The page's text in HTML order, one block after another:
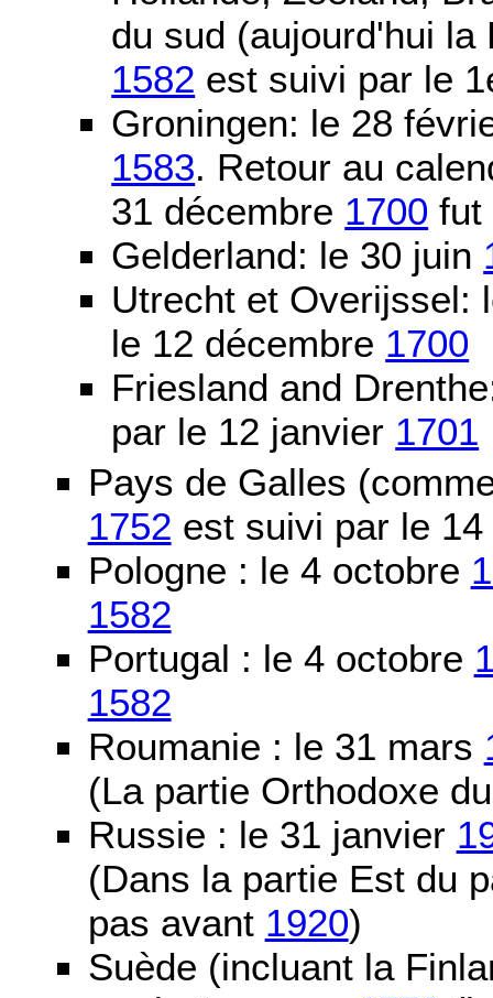
du sud (aujourd'hui la
1582 est suivi par le
Groningen: le 28
1583. Retour au
31 décembre 1700 fut
Gelderland: le 30 juin
Utrecht et Overijssel:
le 12 décembre 1700
Friesland and
par le 12 janvier 1701
Pays de Galles
1752 est suivi par le
Pologne : le 4 octobre
1582
Portugal : le 4 octobre
1582
Roumanie : le 31 mars
(La partie Orthodoxe
Russie : le 31 janvier
(Dans la partie Est du
pas avant 1920)
Suède (incluant la